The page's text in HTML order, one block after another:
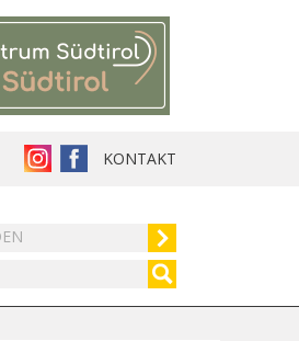
KONTAKT